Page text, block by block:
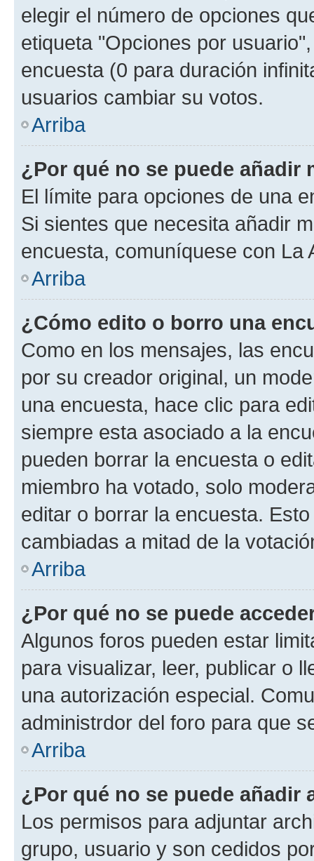
elegir el número de opciones
etiqueta "Opciones por
encuesta (0 para duración
usuarios cambiar su votos.
Arriba
¿Por qué no se puede añadir
El límite para opciones de una
Si sientes que necesita añadir
encuesta, comuníquese con La
Arriba
¿Cómo edito o borro una
Como en los mensajes, las
por su creador original, un
una encuesta, hace clic para
siempre esta asociado a la
pueden borrar la encuesta o
miembro ha votado, solo
editar o borrar la encuesta.
cambiadas a mitad de la
Arriba
¿Por qué no se puede
Algunos foros pueden estar
para visualizar, leer, publicar o
una autorización especial.
administrdor del foro para que
Arriba
¿Por qué no se puede añadir
Los permisos para adjuntar
grupo, usuario y son cedidos